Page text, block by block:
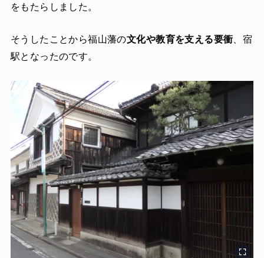
をもたらしました。
そうしたことから福山藩の文化や教育を支える要衝、宿
駅となったのです。